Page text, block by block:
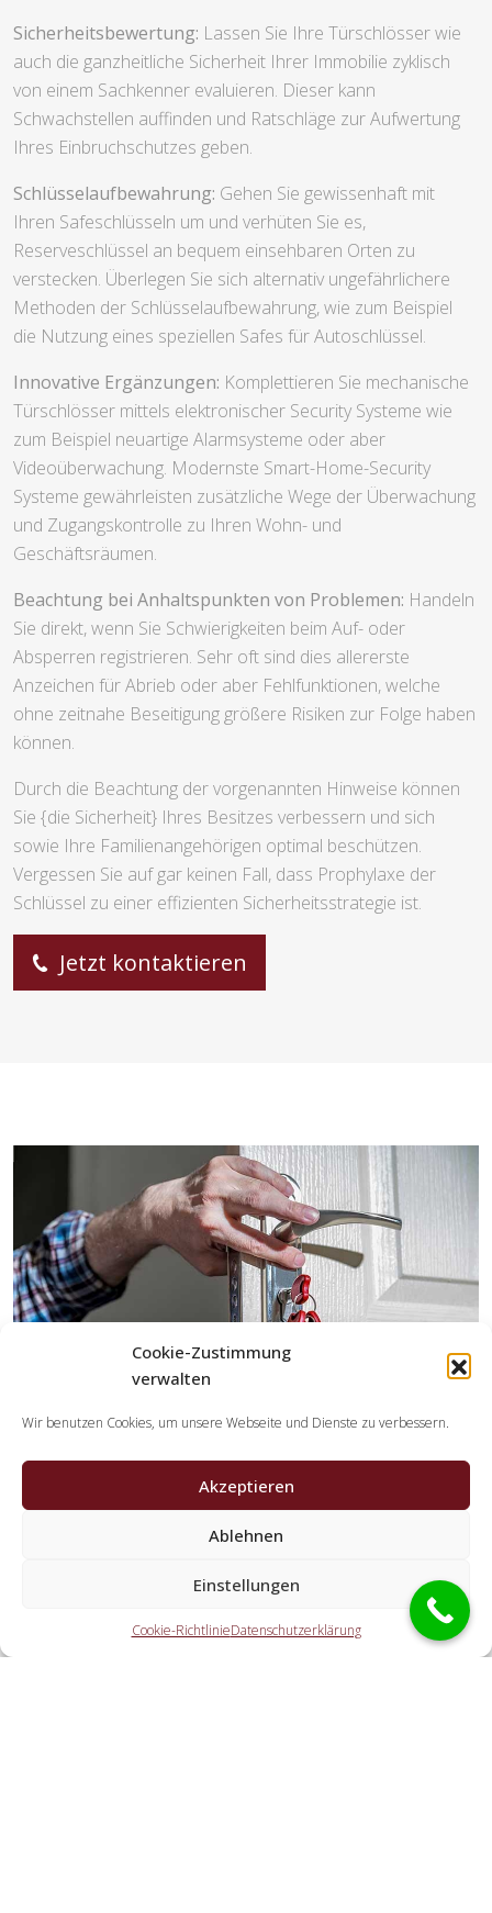
Cookie-Zustimmung
verwalten
Wir benutzen Cookies, um unsere Webseite und Dienste zu verbessern.
Akzeptieren
Ablehnen
Einstellungen
Cookie-RichtlinieDatenschutzerklärung
Sicherheitsbewertung: Lassen Sie Ihre Türschlösser wie
auch die ganzheitliche Sicherheit Ihrer Immobilie zyklisch
von einem Sachkenner evaluieren. Dieser kann
Schwachstellen auffinden und Ratschläge zur Aufwertung
Ihres Einbruchschutzes geben.
Schlüsselaufbewahrung: Gehen Sie gewissenhaft mit
Ihren Safeschlüsseln um und verhüten Sie es,
Reserveschlüssel an bequem einsehbaren Orten zu
verstecken. Überlegen Sie sich alternativ ungefährlichere
Methoden der Schlüsselaufbewahrung, wie zum Beispiel
die Nutzung eines speziellen Safes für Autoschlüssel.
Innovative Ergänzungen: Komplettieren Sie mechanische
Türschlösser mittels elektronischer Security Systeme wie
zum Beispiel neuartige Alarmsysteme oder aber
Videoüberwachung. Modernste Smart-Home-Security
Systeme gewährleisten zusätzliche Wege der Überwachung
und Zugangskontrolle zu Ihren Wohn- und
Geschäftsräumen.
Beachtung bei Anhaltspunkten von Problemen: Handeln
Sie direkt, wenn Sie Schwierigkeiten beim Auf- oder
Absperren registrieren. Sehr oft sind dies allererste
Anzeichen für Abrieb oder aber Fehlfunktionen, welche
ohne zeitnahe Beseitigung größere Risiken zur Folge haben
können.
Durch die Beachtung der vorgenannten Hinweise können
Sie {die Sicherheit} Ihres Besitzes verbessern und sich
sowie Ihre Familienangehörigen optimal beschützen.
Vergessen Sie auf gar keinen Fall, dass Prophylaxe der
Schlüssel zu einer effizienten Sicherheitsstrategie ist.
Jetzt kontaktieren
Welche Tätigkeiten erledigen die
Die Kooperationspartner übernehmen sämtliche Aufgaben,
welche Sie von einem Schlüsselservice erwarten. Hierzu